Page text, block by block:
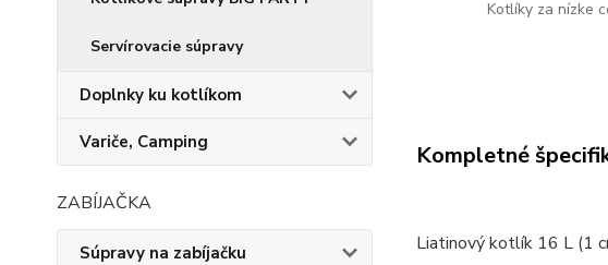
Servírovacie súpravy
Doplnky ku kotlíkom
Variče, Camping
ZABÍJAČKA
Súpravy na zabíjačku
Kotlíky za nízke
Kompletné
Liatinový kotlík 16 L (1